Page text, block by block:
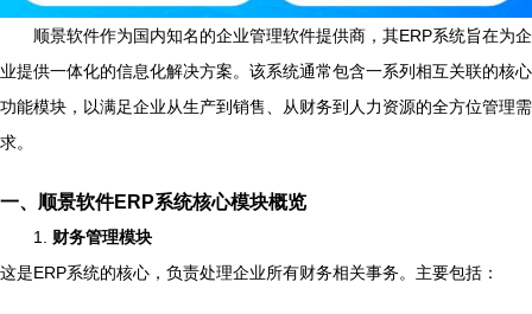
顺景软件作为国内知名的企业管理软件提供商，其ERP系统旨在为企
业提供一体化的信息化解决方案。该系统通常包含一系列相互关联的核心
功能模块，以满足企业从生产到销售、从财务到人力资源的全方位管理需
求。
一、顺景软件ERP系统核心模块概览
1. 财务管理模块
这是ERP系统的核心，负责处理企业所有财务相关事务。主要包括：